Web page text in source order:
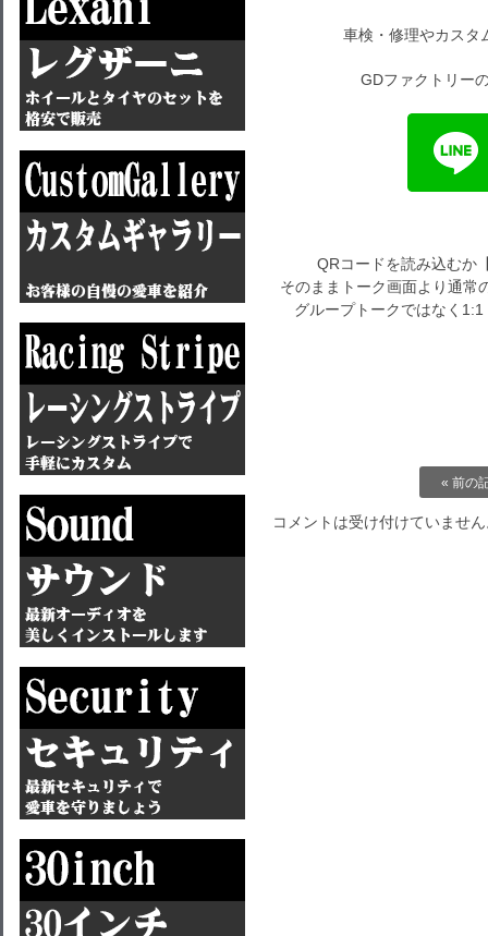
車検・修理やカスタ
GDファクトリー
QRコードを読み込むか
そのままトーク画面より通常
グループトークではなく
« 前の
コメントは受け付けていませ